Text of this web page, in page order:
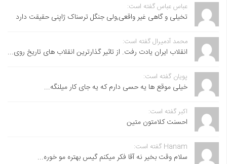
عباس عباس گفته است:
تخیلی و گاهی غیر واقعی,ولی جنگل ترسناک ژاپنی حقیقت دارد
محمد آدمیرال گفته است:
انقلاب ایران یادت رفت. از تاثیر گذارترین انقلاب های تاریخ روی...
پویان گفته است:
خیلی موقع ها یه حسی دارم که یه جای کار میلنگه...
اکبر گفته است:
احسنت ‌کلامتون متین
Hanam گفته است:
سلام وقت بخیر نه آقا فکر میکنم گیس بهتره مو خوره...